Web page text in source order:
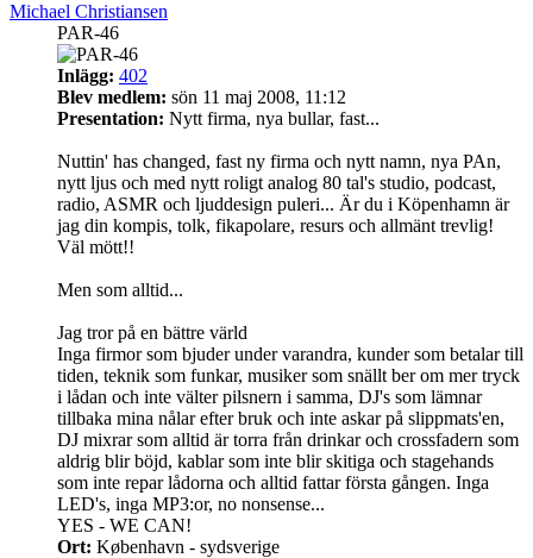
Michael Christiansen
PAR-46
Inlägg: 402
Blev medlem: sön 11 maj 2008, 11:12
Presentation: Nytt firma, nya bullar, fast...
Nuttin' has changed, fast ny firma och nytt namn, nya PAn,
nytt ljus och med nytt roligt analog 80 tal's studio, podcast,
radio, ASMR och ljuddesign puleri... Är du i Köpenhamn är
jag din kompis, tolk, fikapolare, resurs och allmänt trevlig!
Väl mött!!
Men som alltid...
Jag tror på en bättre värld
Inga firmor som bjuder under varandra, kunder som betalar till
tiden, teknik som funkar, musiker som snällt ber om mer tryck
i lådan och inte välter pilsnern i samma, DJ's som lämnar
tillbaka mina nålar efter bruk och inte askar på slippmats'en,
DJ mixrar som alltid är torra från drinkar och crossfadern som
aldrig blir böjd, kablar som inte blir skitiga och stagehands
som inte repar lådorna och alltid fattar första gången. Inga
LED's, inga MP3:or, no nonsense...
YES - WE CAN!
Ort: København - sydsverige